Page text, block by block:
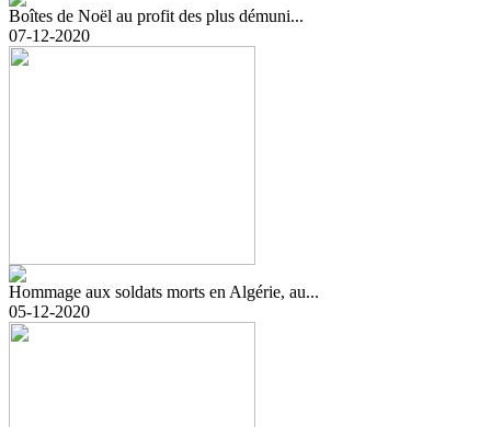
Boîtes de Noël au profit des plus démuni...
07-12-2020
Hommage aux soldats morts en Algérie, au...
05-12-2020